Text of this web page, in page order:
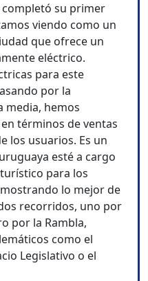
su primer
viendo como un
que ofrece un
eléctrico.
para este
por la
media, hemos
términos de ventas
los usuarios. Es un
esté a cargo
para los
lo mejor de
recorridos, uno por
por la Rambla,
como el
Legislativo o el